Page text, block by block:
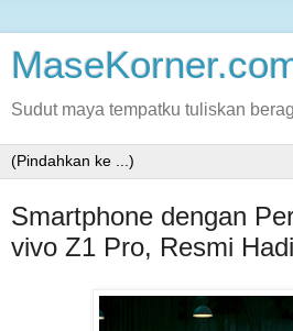
Sudut maya tempatku tuliskan
Smartphone dengan
vivo Z1 Pro, Resmi